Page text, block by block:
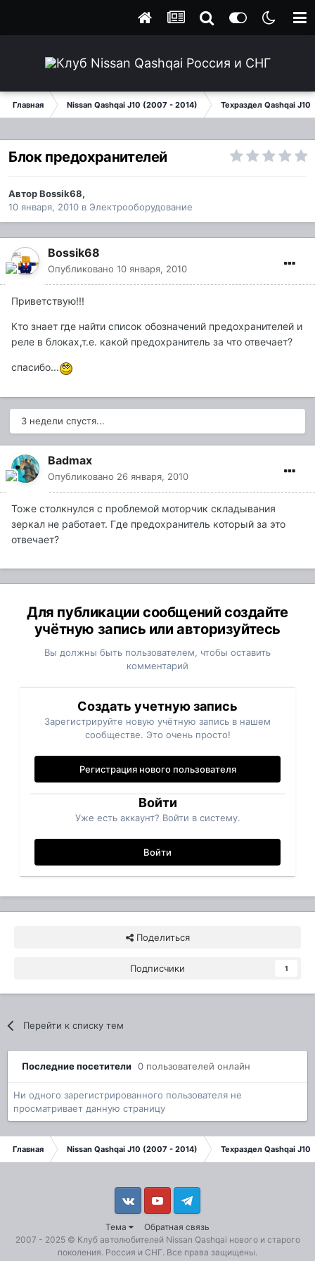
Главная Nissan Qashqai J10 (2007 - 2014) Техраздел Qashqai J10
Блок предохранителей
АвторBossik68,
10 января, 2010 в Электрооборудование
Bossik68
Опубликовано 10 января, 2010
Приветствую!!!
Кто знает где найти список обозначений предохранителей и
реле в блоках,т.е. какой предохранитель за что отвечает?
спасибо...
3 недели спустя...
Badmax
Опубликовано 26 января, 2010
Тоже столкнулся с проблемой моторчик складывания
зеркал не работает. Где предохранитель который за это
отвечает?
Для публикации сообщений создайте
учётную запись или авторизуйтесь
Вы должны быть пользователем, чтобы оставить
комментарий
Создать учетную запись
Зарегистрируйте новую учётную запись в нашем
сообществе. Это очень просто!
Регистрация нового пользователя
Войти
Уже есть аккаунт? Войти в систему.
Войти
Поделиться
Подписчики 1
Перейти к списку тем
Последние посетители 0 пользователей онлайн
Ни одного зарегистрированного пользователя не
просматривает данную страницу
Главная Nissan Qashqai J10 (2007 - 2014) Техраздел Qashqai J10
Тема Обратная связь
VkontakteYouTube Telegram
2007 - 2025 © Клуб автолюбителей Nissan Qashqai нового и старого
поколения. Россия и СНГ. Все права защищены.